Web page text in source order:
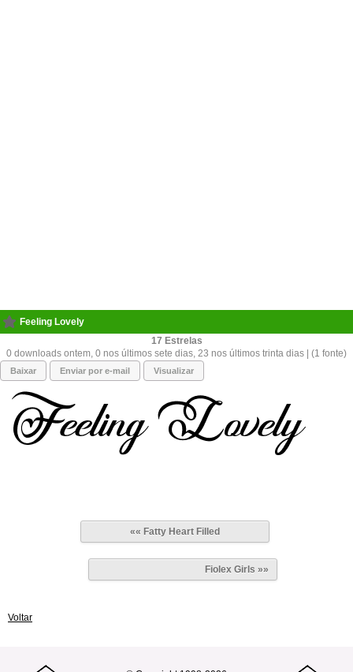
Feeling Lovely
17
0 downloads ontem, 0 nos últimos sete dias, 23 nos últimos trinta dias | (1 fonte)
Baixar Enviar por e-mail Visualizar
«« Fatty Heart Filled
Fiolex Girls »»
Voltar